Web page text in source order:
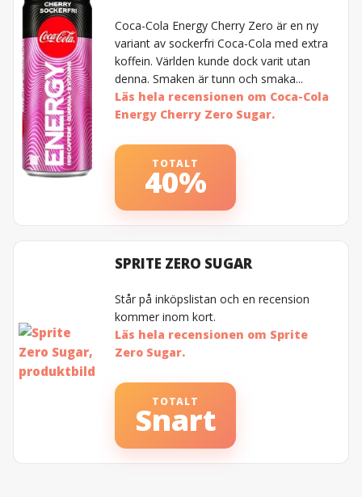
Coca-Cola Energy Cherry Zero är en ny
variant av sockerfri Coca-Cola med extra
koffein. Världen kunde dock varit utan
denna. Smaken är tunn och smaka...
Läs hela recensionen om Coca-Cola
Energy Cherry Zero Sugar.
TOTALT
40%
SPRITE ZERO SUGAR
Står på inköpslistan och en recension
kommer inom kort.
Läs hela recensionen om Sprite
Zero Sugar.
TOTALT
Snart